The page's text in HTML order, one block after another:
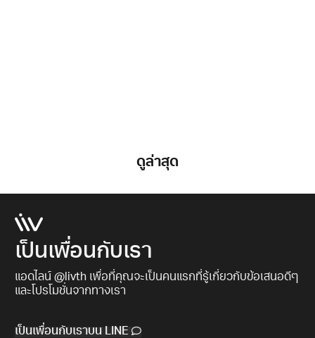
ดูล่าสุด
เป็นเพื่อนกับเรา
แอดไลน์ @livth เพื่อที่คุณจะเป็นคนแรกที่รู้เกี่ยวกับข้อเสนอดีๆ
และโปรโมชั่นจากทางเรา​
เป็นเพื่อนกับเราบน LINE